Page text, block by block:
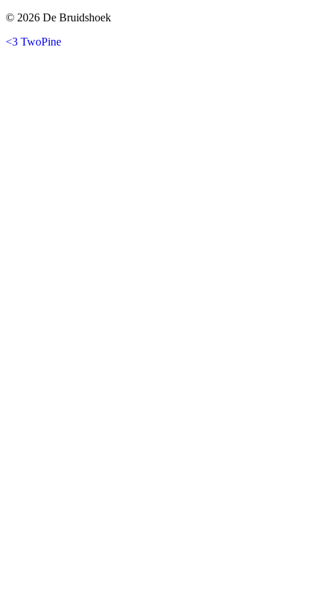
© 2026 De Bruidshoek
<3 TwoPine